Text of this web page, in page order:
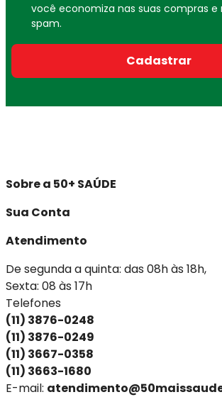
você economiza nas suas compras e
spam.
Cadastrar
Sobre a 50+ SAÚDE
Sua Conta
Atendimento
De segunda a quinta: das 08h às 18h,
Sexta: 08 às 17h
Telefones
(11) 3876-0248
(11) 3876-0249
(11) 3667-0358
(11) 3663-1680
E-mail: